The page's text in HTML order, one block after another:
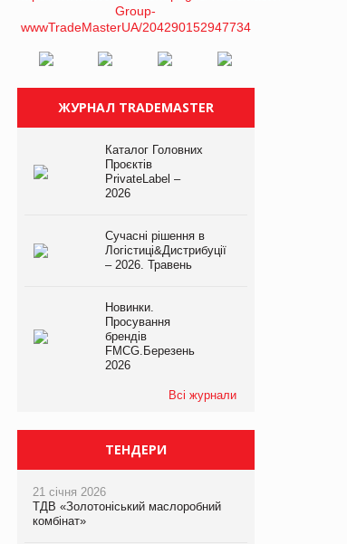
Аргентина повертається з
продуктами птахівництва
на європейський ринок
світових цін на
ЖУРНАЛ TRADEMASTER
Каталог Головних
Проєктів
PrivateLabel –
2026
Сучасні рішення в
Логістиці&Дистрибуції
– 2026. Травень
Новинки.
Просування
брендів
FMCG.Березень
2026
Всі журнали
ТЕНДЕРИ
21 січня 2026
ТДВ «Золотоніський маслоробний
комбінат»